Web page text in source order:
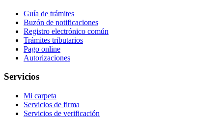
Guía de trámites
Buzón de notificaciones
Registro electrónico común
Trámites tributarios
Pago online
Autorizaciones
Servicios
Mi carpeta
Servicios de firma
Servicios de verificación